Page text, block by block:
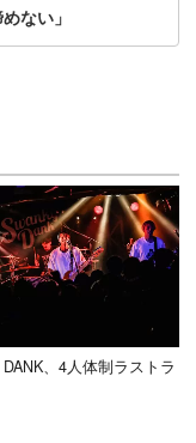
ない」
DANK、4人体制ラストラ